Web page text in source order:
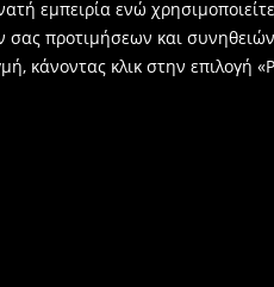
εμπειρία ενώ
προτιμήσεων και
κλικ στην επιλογή